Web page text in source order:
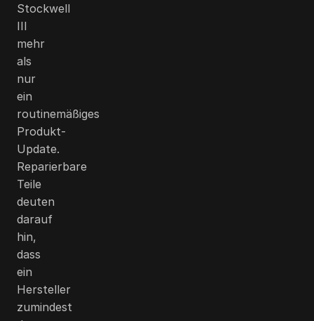
Stockwell
III
mehr
als
nur
ein
routinemäßiges
Produkt-
Update.
Reparierbare
Teile
deuten
darauf
hin,
dass
ein
Hersteller
zumindest